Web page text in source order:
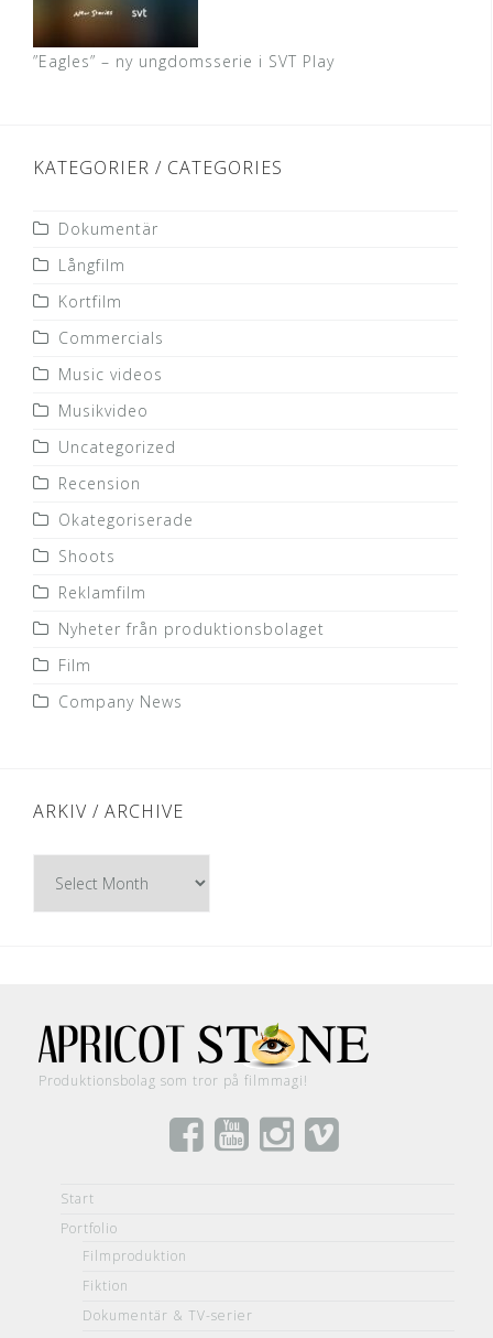
”Eagles” – ny ungdomsserie i SVT Play
KATEGORIER / CATEGORIES
Dokumentär
Långfilm
Kortfilm
Commercials
Music videos
Musikvideo
Uncategorized
Recension
Okategoriserade
Shoots
Reklamfilm
Nyheter från produktionsbolaget
Film
Company News
ARKIV / ARCHIVE
Produktionsbolag som tror på filmmagi!
Start
Portfolio
Filmproduktion
Fiktion
Dokumentär & TV-serier